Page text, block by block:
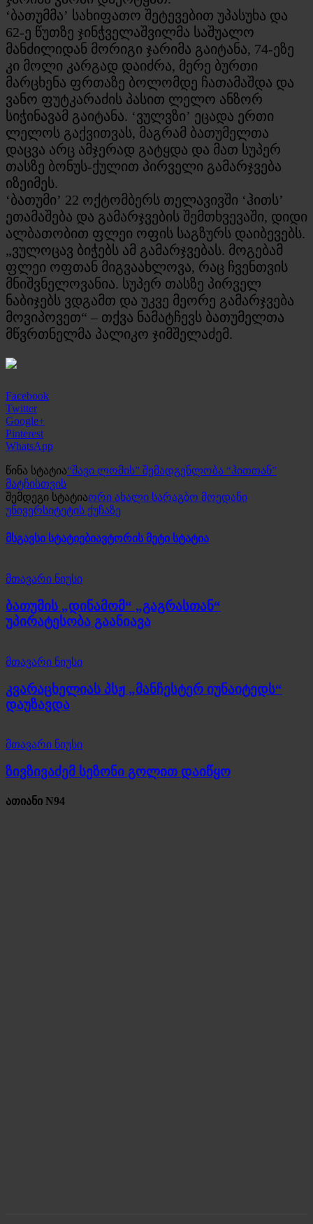
‘ბათუმმა’ სახიფათო შეტევებით უპასუხა და
62-ე წუთზე ჯინჭველაშვილმა საშუალო
მანძილიდან მორიგი ჯარიმა გაიტანა, 74-ეზე
კი მოლი კარგად დაიძრა, მერე ბურთი
მარცხენა ფრთაზე ბოლომდე ჩათამაშდა და
ვანო ფუტკარაძის პასით ლელო ანზორ
სიჭინავამ გაიტანა. ‘ვულვზი’ ეცადა ერთი
ლელოს გაქვითვას, მაგრამ ბათუმელთა
დაცვა არც ამჯერად გატყდა და მათ სუპერ
თასზე ბონუს-ქულით პირველი გამარჯვება
იზეიმეს.
‘ბათუმი’ 22 ოქტომბერს თელავივში ‘ჰითს’
ეთამაშება და გამარჯვების შემთხვევაში, დიდი
ალბათობით ფლეი ოფის საგზურს დაიბევებს.
„ვულოცავ ბიჭებს ამ გამარჯვებას. მოგებამ
ფლეი ოფთან მიგვაახლოვა, რაც ჩვენთვის
მნიშვნელოვანია. სუპერ თასზე პირველ
ნაბიჯებს ვდგამთ და უკვე მეორე გამარჯვება
მოვიპოვეთ“ – თქვა ნამატჩევს ბათუმელთა
მწვრთნელმა პალიკო ჯიმშელაძემ.
Facebook
Twitter
Google+
Pinterest
WhatsApp
წინა სტატია“შავი ლომის” შემადგენლობა “ჰითთან”
მატჩისთვის
შემდეგი სტატიაორი ახალი სარაგბო მოედანი
უნივერსიტეტის ქუჩაზე
მსგავსი სტატიებიავტორის მეტი სტატია
მთავარი ნიუსი
ბათუმის „დინამომ“ „გაგრასთან“
უპირატესობა გაანიავა
მთავარი ნიუსი
კვარაცხელიას პსჟ „მანჩესტერ იუნაიტედს“
დაუზავდა
მთავარი ნიუსი
ზივზივაძემ სეზონი გოლით დაიწყო
ათიანი N94